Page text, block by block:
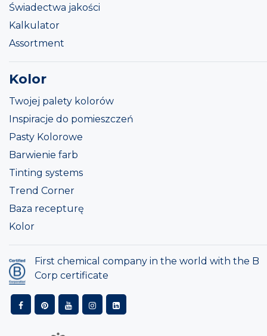
Świadectwa jakości
Kalkulator
Assortment
Kolor
Twojej palety kolorów
Inspiracje do pomieszczeń
Pasty Kolorowe
Barwienie farb
Tinting systems
Trend Corner
Baza recepturę
Kolor
First chemical company in the world with the B
Corp certificate